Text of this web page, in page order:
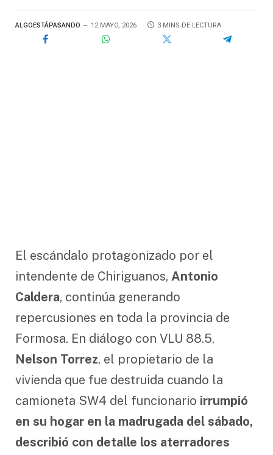
ALGOESTÁPASANDO 12 MAYO, 2026 3 MINS DE LECTURA
El escándalo protagonizado por el
intendente de Chiriguanos, Antonio
Caldera, continúa generando
repercusiones en toda la provincia de
Formosa. En diálogo con VLU 88.5,
Nelson Torrez, el propietario de la
vivienda que fue destruida cuando la
camioneta SW4 del funcionario irrumpió
en su hogar en la madrugada del sábado,
describió con detalle los aterradores